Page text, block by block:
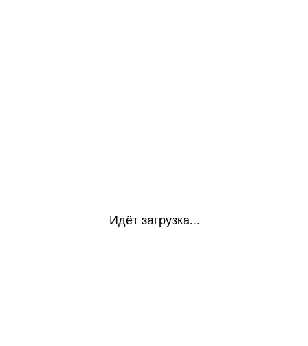
Идёт загрузка...